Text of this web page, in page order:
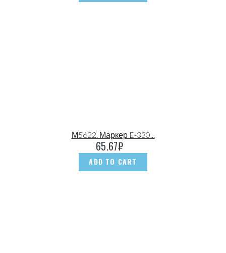
М5622. Маркер E-330...
65.67₽
ADD TO CART